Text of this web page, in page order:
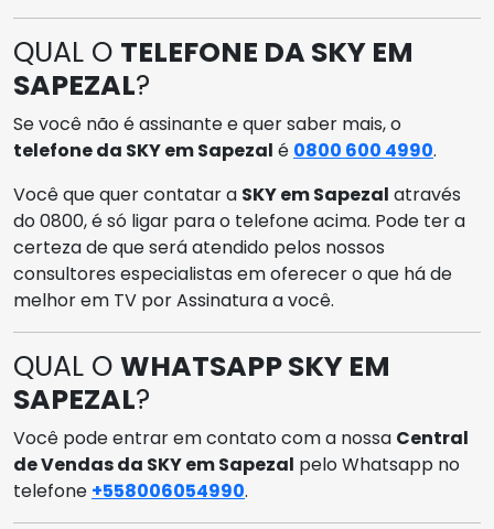
QUAL O TELEFONE DA SKY EM
SAPEZAL?
Se você não é assinante e quer saber mais, o
telefone da SKY em Sapezal é 0800 600 4990.
Você que quer contatar a SKY em Sapezal através
do 0800, é só ligar para o telefone acima. Pode ter a
certeza de que será atendido pelos nossos
consultores especialistas em oferecer o que há de
melhor em TV por Assinatura a você.
QUAL O WHATSAPP SKY EM
SAPEZAL?
Você pode entrar em contato com a nossa Central
de Vendas da SKY em Sapezal pelo Whatsapp no
telefone +558006054990.